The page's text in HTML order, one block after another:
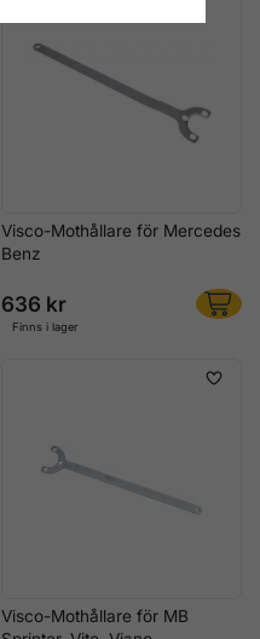
Visco-Mothållare för Mercedes
Benz
636 kr
Finns i lager
Visco-Mothållare för MB